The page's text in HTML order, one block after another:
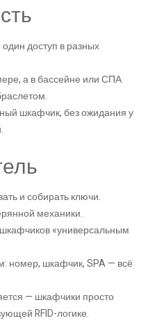
доступ в разных
а в бассейне или СПА
шкафчик, без ожидания у
и собирать ключи.
механики.
«универсальным
номер, шкафчик, SPA — всё
— шкафчики просто
RFID-логике.